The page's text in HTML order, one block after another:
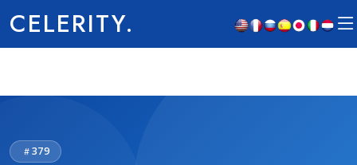
CELERITY.
379